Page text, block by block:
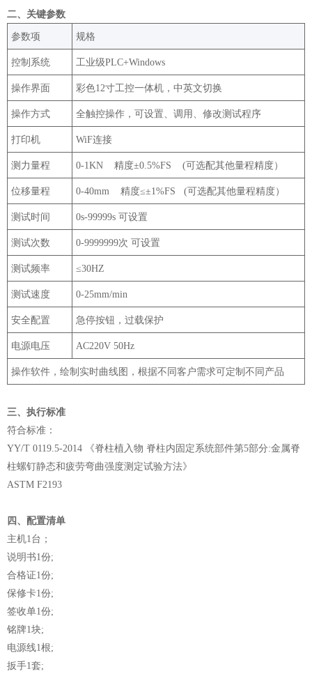
‌二、关键参数
‌参数项‌ 规格‌
控制系统 工业级PLC+Windows
操作界面 彩色12寸工控一体机，中英文切换
操作方式 全触控操作，可设置、调用、修改测试程序
打印机 WiF连接
测力量程 0-1KN 精度±0.5%FS (可选配其他量程精度）
位移量程 0-40mm 精度≤±1%FS (可选配其他量程精度）
测试时间 0s-99999s 可设置
测试次数 0-9999999次 可设置
测试频率 ≤30HZ
测试速度 0-25mm/min
安全配置 急停按钮，过载保护
电源电压 AC220V 50Hz
操作软件，绘制实时曲线图，根据不同客户需求可定制不同产品
‌三、 执行标准
符合标准：
YY/T 0119.5-2014 《脊柱植入物 脊柱内固定系统部件第5部分:金属脊
柱螺钉静态和疲劳弯曲强度测定试验方法》
ASTM F2193
四、配置清单
主机1台；
说明书1份;
合格证1份;
保修卡1份;
签收单1份;
铭牌1块;
电源线1根;
扳手1套;